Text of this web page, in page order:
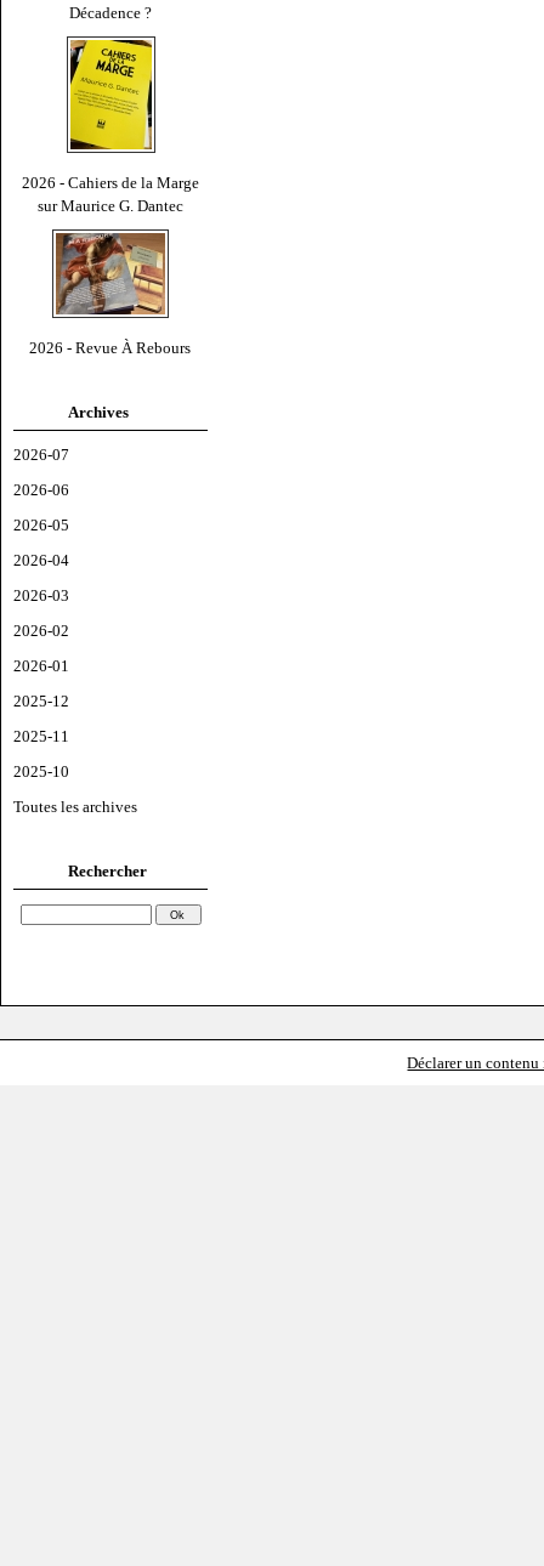
Décadence ?
2026 - Cahiers de la Marge
sur Maurice G. Dantec
2026 - Revue À Rebours
Archives
2026-07
2026-06
2026-05
2026-04
2026-03
2026-02
2026-01
2025-12
2025-11
2025-10
Toutes les archives
Rechercher
Déclarer un